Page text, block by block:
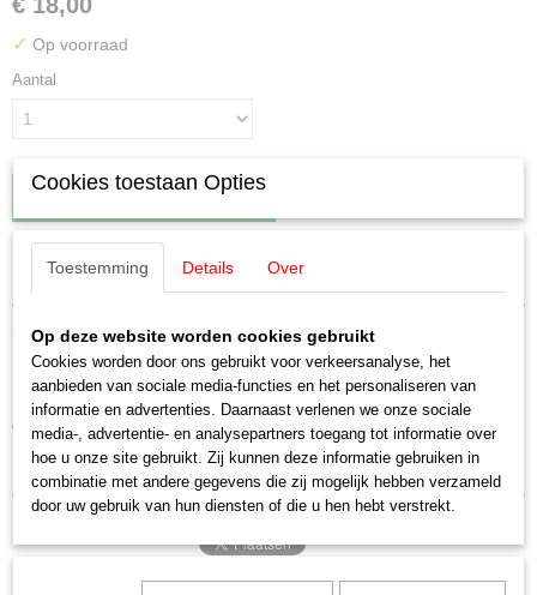
✓ Op voorraad
Aantal
IN WINKELWAGEN
Specificaties
E214680
Schaal
H0 (1:87)
Nieuw
Omschrijving
Märklin E214680 Draaistel
voor de 3034 --40
Cookies toestaan Opties
Toestemming Details Over
Op deze website worden cookies gebruikt
Cookies worden door ons gebruikt voor verkeersanalyse, het
aanbieden van sociale media-functies en het personaliseren van
informatie en advertenties. Daarnaast verlenen we onze sociale
media-, advertentie- en analysepartners toegang tot informatie over
hoe u onze site gebruikt. Zij kunnen deze informatie gebruiken in
combinatie met andere gegevens die zij mogelijk hebben verzameld
door uw gebruik van hun diensten of die u hen hebt verstrekt.